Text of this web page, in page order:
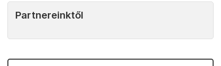
Partnereinktől